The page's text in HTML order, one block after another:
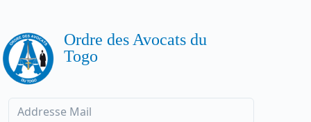
Ordre des Avocats du
Togo